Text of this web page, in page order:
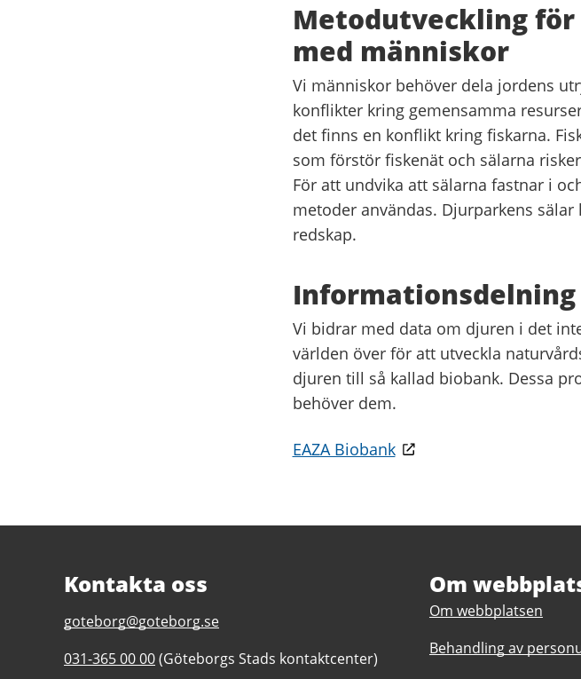
Metodutveckling
med människor
Vi människor behöver dela jordens
konflikter kring gemensamma
det finns en konflikt kring fiskarna.
som förstör fiskenät och sälarna
För att undvika att sälarna fastnar i
metoder användas. Djurparkens
redskap.
Vi bidrar med data om djuren i det
världen över för att utveckla
djuren till så kallad biobank. Dessa
behöver dem.
EAZA Biobank
Kontakta oss
E-
till
goteborg@goteborg.se
Telefonnummer
031-365 00 00(Göteborgs Stads kontaktcenter)
Om
Om webbplatsen
Behandling av